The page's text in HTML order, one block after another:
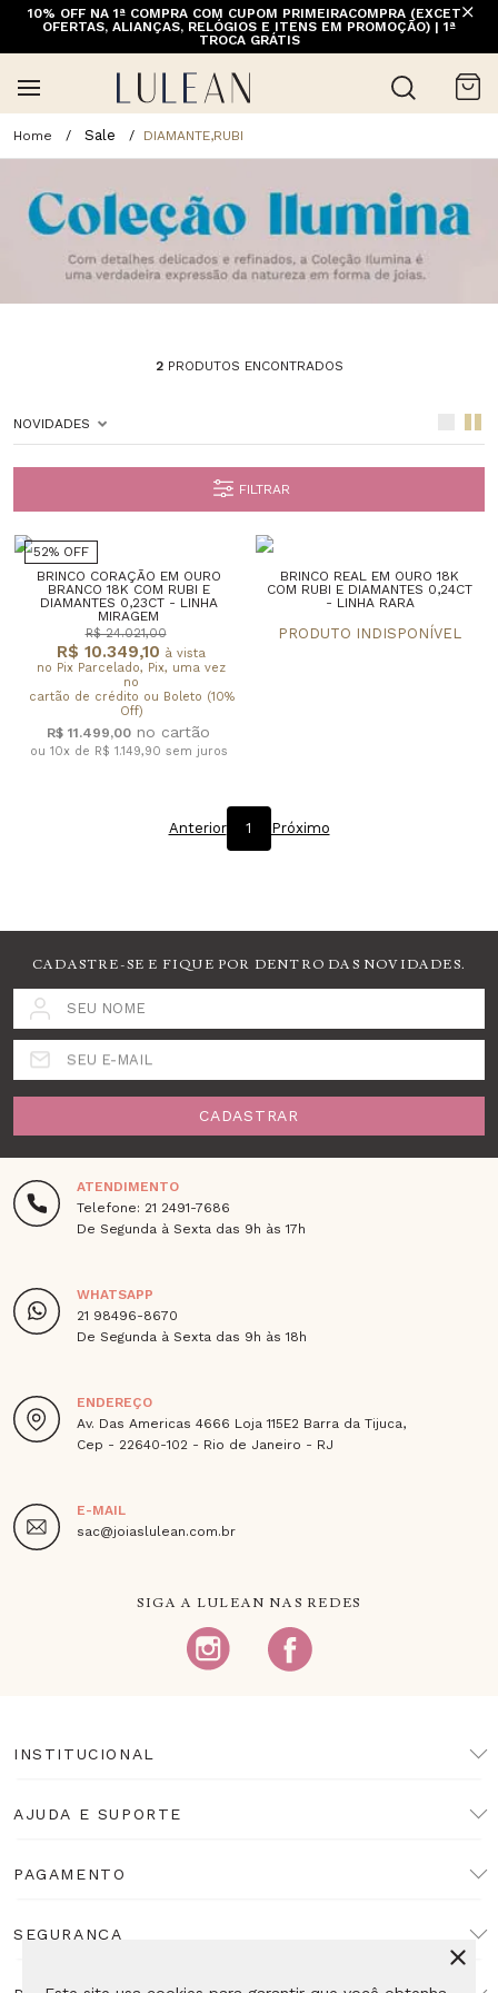
10% OFF NA 1ª COMPRA COM CUPOM PRIMEIRACOMPRA (EXCETO
OFERTAS, ALIANÇAS, RELÓGIOS E ITENS EM PROMOÇÃO) | 1ª
TROCA GRÁTIS
Sale DIAMANTE,RUBI
2PRODUTOS ENCONTRADOS
NOVIDADES
FILTRAR
52% OFF
BRINCO CORAÇÃO EM OURO
BRANCO 18K COM RUBI E
DIAMANTES 0,23CT - LINHA
MIRAGEM
R$ 10.349,10 à vista
no Pix Parcelado, Pix, uma vez
no
cartão de crédito ou Boleto (10%
Off)
R$ 24.021,00
R$ 11.499,00
ou 10x de R$ 1.149,90 sem juros
BRINCO REAL EM OURO 18K
COM RUBI E DIAMANTES 0,24CT
- LINHA RARA
Anterior 1 Próximo
CADASTRE-SE E FIQUE POR DENTRO DAS NOVIDADES.
SEU NOME
SEU E-MAIL
CADASTRAR
ATENDIMENTO
Telefone: 21 2491-7686
De Segunda à Sexta das 9h às 17h
WHATSAPP
21 98496-8670
De Segunda à Sexta das 9h às 18h
ENDEREÇO
Av. Das Americas 4666 Loja 115E2 Barra da Tijuca,
Cep - 22640-102 - Rio de Janeiro - RJ
E-MAIL
sac@joiaslulean.com.br
SIGA A LULEAN NAS REDES
INSTITUCIONAL
AJUDA E SUPORTE
PAGAMENTO
SEGURANÇA